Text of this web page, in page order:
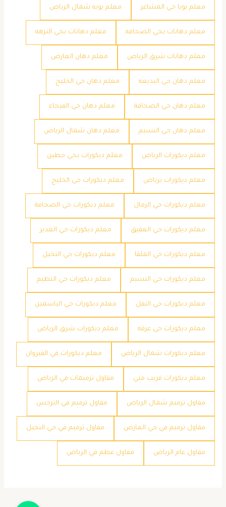
معلم بويا حي المشاعر معلم بويه شمال الرياض
معلم دهانات بحي الصحافه معلم دهانات بحي النزهه
معلم دهانات شرق الرياض معلم دهان العارض
معلم دهان حي البديعه معلم دهان حي الخليج
معلم دهان حي الصحافة معلم دهان حي الفيحاء
معلم دهان حي النسيم معلم دهان شمال الرياض
معلم ديكورات الرياض معلم ديكورات بحي حطين
معلم ديكورات برياض معلم ديكورات حي الخليج
معلم ديكورات حي الرمال معلم ديكورات حي الصحافة
معلم ديكورات حي العقيق معلم ديكورات حي الغدير
معلم ديكورات حي الملقا معلم ديكورات حي النخيل
معلم ديكورات حي النسيم معلم ديكورات حي النظيم
معلم ديكورات حي النفل معلم ديكورات حي الياسمين
معلم ديكورات حي عرقه معلم ديكورات شرق الرياض
معلم ديكورات شمال الرياض معلم ديكورات في القيروان
معلم ديكورات قريب مني مقاول ترميمات في الرياض
مقاول ترميم شمال الرياض مقاول ترميم في النرجس
مقاول ترميم في حي العارض مقاول ترميم في حي النخيل
مقاول عام الرياض مقاول عظم في الرياض
جوال